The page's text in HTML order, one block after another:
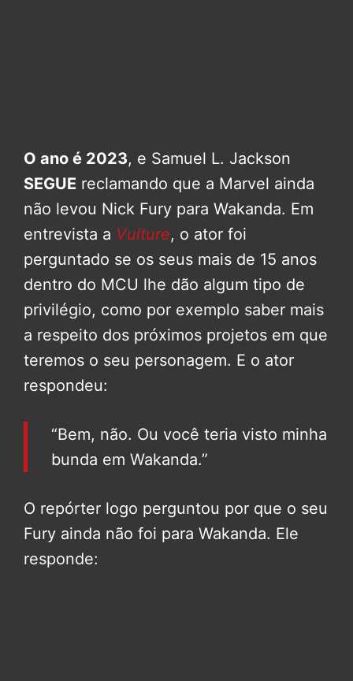
O ano é 2023, e Samuel L. Jackson
SEGUE reclamando que a Marvel ainda
não levou Nick Fury para Wakanda. Em
entrevista a Vulture, o ator foi
perguntado se os seus mais de 15 anos
dentro do MCU lhe dão algum tipo de
privilégio, como por exemplo saber mais
a respeito dos próximos projetos em que
teremos o seu personagem. E o ator
respondeu:
“Bem, não. Ou você teria visto minha
bunda em Wakanda.”
O repórter logo perguntou por que o seu
Fury ainda não foi para Wakanda. Ele
responde: